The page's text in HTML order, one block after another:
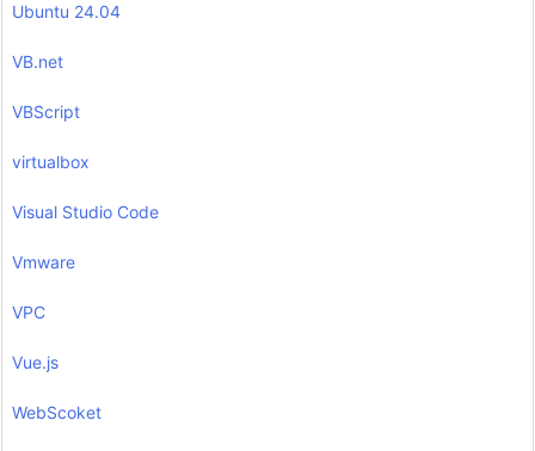
Ubuntu 24.04
VB.net
VBScript
virtualbox
Visual Studio Code
Vmware
VPC
Vue.js
WebScoket